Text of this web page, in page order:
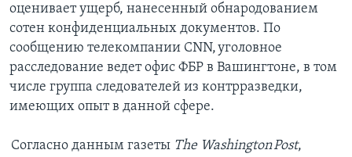
оценивает ущерб, нанесенный обнародованием
сотен конфиденциальных документов. По
сообщению телекомпании СNN, уголовное
расследование ведет офис ФБР в Вашингтоне, в том
числе группа следователей из контрразведки,
имеющих опыт в данной сфере.
Согласно данным газеты The Washington Post,